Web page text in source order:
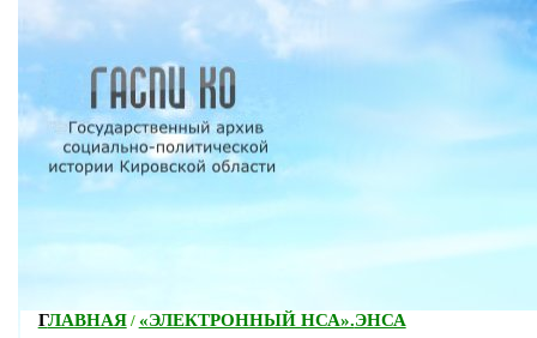
ГЛАВНАЯ/ «ЭЛЕКТРОННЫЙ НСА».ЭНСА